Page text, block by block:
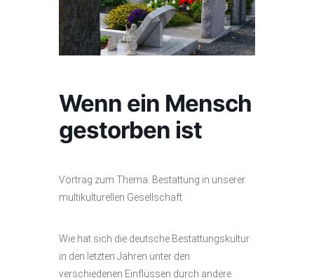
Wenn ein Mensch
gestorben ist
Vortrag zum Thema: Bestattung in unserer
multikulturellen Gesellschaft
Wie hat sich die deutsche Bestattungskultur
in den letzten Jahren unter den
verschiedenen Einflüssen durch andere